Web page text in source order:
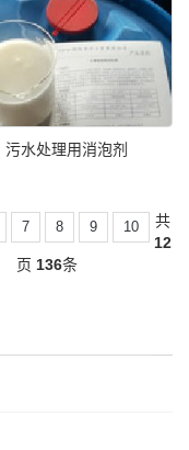
污水处理用消泡剂
7 8 9 10
共
12
页 136条